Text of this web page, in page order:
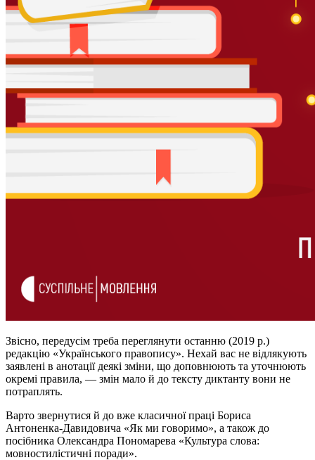
Звісно, передусім треба переглянути останню (2019 р.)
редакцію «Українського правопису». Нехай вас не відлякують
заявлені в анотації деякі зміни, що доповнюють та уточнюють
окремі правила, — змін мало й до тексту диктанту вони не
потраплять.
Варто звернутися й до вже класичної праці Бориса
Антоненка-Давидовича «Як ми говоримо», а також до
посібника Олександра Пономарева «Культура слова:
мовностилістичні поради».